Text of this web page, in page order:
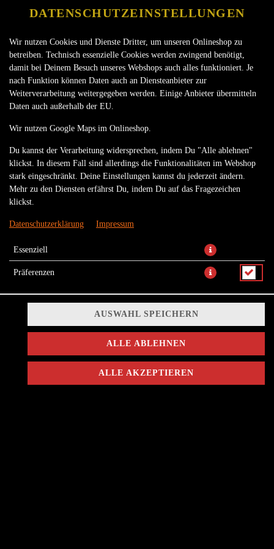
FILLED CHOCOLATE DONUT
2,75 € *
* Die Preise können nach Auswahl des Stores variieren.
DATENSCHUTZEINSTELLUNGEN
Wir nutzen Cookies und Dienste Dritter, um unseren Onlineshop zu
betreiben. Technisch essenzielle Cookies werden zwingend benötigt,
damit bei Deinem Besuch unseres Webshops auch alles funktioniert. Je
nach Funktion können Daten auch an Diensteanbieter zur
Weiterverarbeitung weitergegeben werden. Einige Anbieter übermitteln
Daten auch außerhalb der EU.
Wir nutzen Google Maps im Onlineshop.
Du kannst der Verarbeitung widersprechen, indem Du "Alle ablehnen"
klickst. In diesem Fall sind allerdings die Funktionalitäten im Webshop
stark eingeschränkt. Deine Einstellungen kannst du jederzeit ändern.
Mehr zu den Diensten erfährst Du, indem Du auf das Fragezeichen
klickst.
Datenschutzerklärung Impressum
Essenziell
Präferenzen
AUSWAHL SPEICHERN
ALLE ABLEHNEN
ALLE AKZEPTIEREN